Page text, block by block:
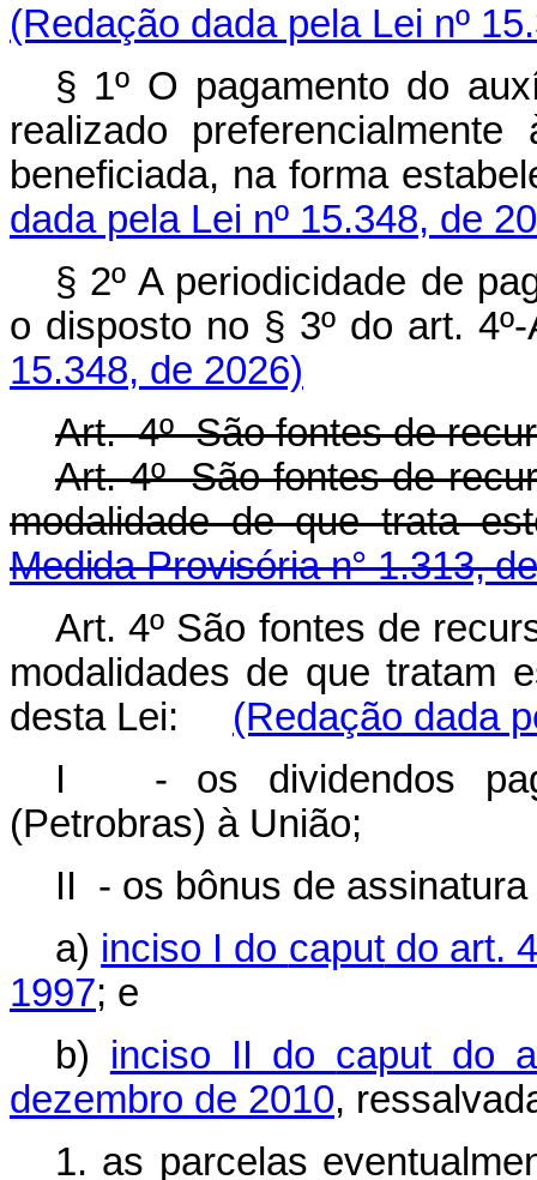
(Redação dada pela Lei nº
§ 1º O pagamento do
realizado
beneficiada, na forma
dada pela Lei nº 15.348, de
§ 2º A periodicidade de
o disposto no § 3º do art.
15.348, de 2026)
Art. 4º São fontes de
Art. 4º São fontes de
modalidade de que trata
Medida Provisória n° 1.313,
Art. 4º São fontes de
modalidades de que tratam
desta Lei: (Redação dada
I - os dividendos
(Petrobras) à União;
II - os bônus de
a) inciso I do caputdo art.
1997; e
b) inciso II do caput do
dezembro de 2010,
1. as parcelas